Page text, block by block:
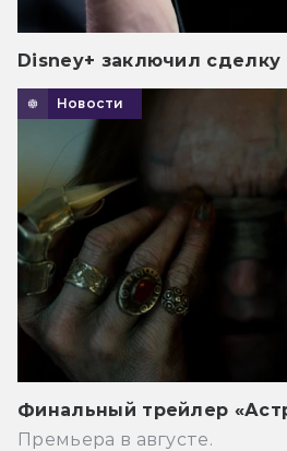
Disney+ заключил сделку
Новости
Финальный трейлер
Премьера в августе.